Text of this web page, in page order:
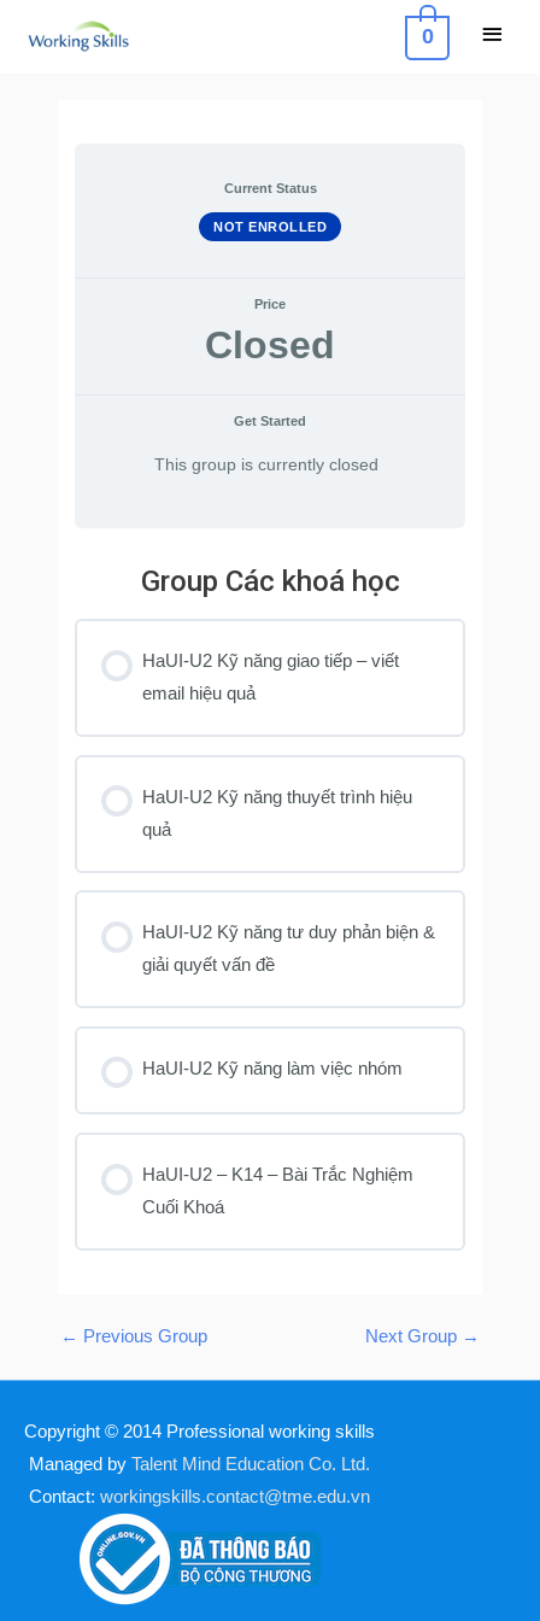
0
Current Status
NOT ENROLLED
Price
Closed
Get Started
This group is currently closed
Group Các khoá học
HaUI-U2 Kỹ năng giao tiếp – viết
email hiệu quả
0% COMPLETE 0/0 Steps
HaUI-U2 Kỹ năng thuyết trình hiệu
quả
0% COMPLETE 0/0 Steps
HaUI-U2 Kỹ năng tư duy phản biện &
giải quyết vấn đề
0% COMPLETE 0/0 Steps
HaUI-U2 Kỹ năng làm việc nhóm
0% COMPLETE 0/0 Steps
HaUI-U2 – K14 – Bài Trắc Nghiệm
Cuối Khoá
← Previous Group Next Group →
Copyright © 2014 Professional working skills
Managed by Talent Mind Education Co. Ltd.
Contact: workingskills.contact@tme.edu.vn